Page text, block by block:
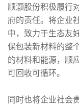
顺灏股份积极履行
府的责任。将企业
中，致力于生态友
保包装新材料的整
的材料和能源，顺
可回收可循环。
同时也将企业社会